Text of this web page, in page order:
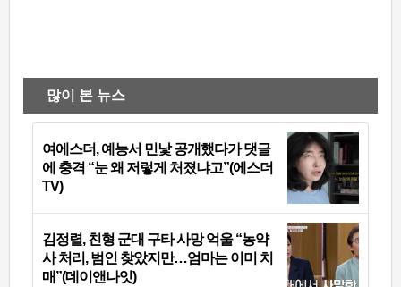
많이 본 뉴스
여에스더, 예능서 민낯 공개했다가 댓글
에 충격 “눈 왜 저렇게 처졌냐고”(에스더
TV)
김정렬, 친형 군대 구타 사망 억울 “농약
사 처리, 범인 찾았지만…엄마는 이미 치
매”(데이앤나잇)